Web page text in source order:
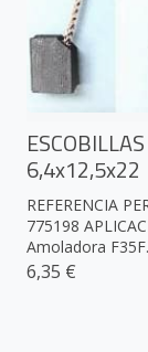
6,4x12,5x22
REFERENCIA
775198
Amoladora
6,35 €